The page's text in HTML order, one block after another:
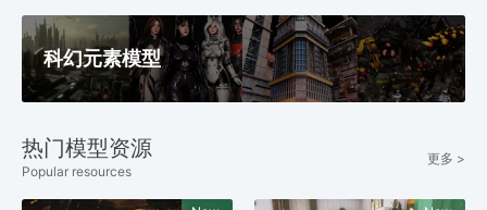
科幻元素模型
热门模型资源
Popular resources
更多 >